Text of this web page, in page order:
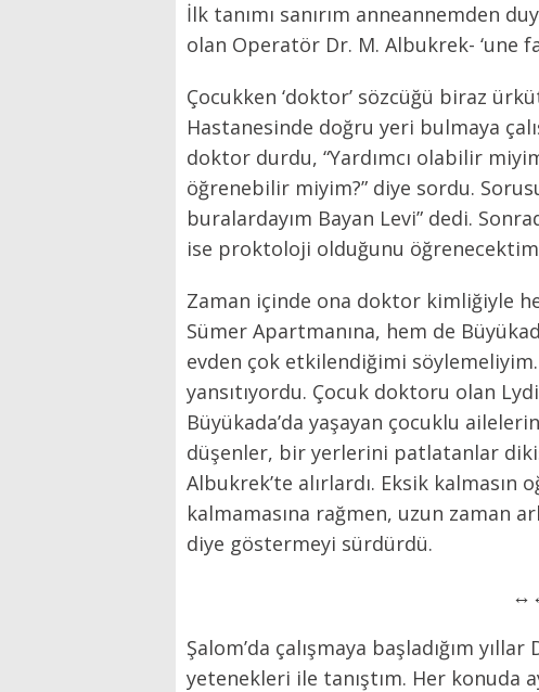
İlk tanımı sanırım anneannemden
olan Operatör Dr. M. Albukrek- ‘une
Çocukken ‘doktor’ sözcüğü biraz
Hastanesinde doğru yeri bulmaya
doktor durdu, “Yardımcı olabilir
öğrenebilir miyim?” diye sordu.
buralardayım Bayan Levi” dedi.
ise proktoloji olduğunu
Zaman içinde ona doktor kimliğiyle
Sümer Apartmanına, hem de
evden çok etkilendiğimi
yansıtıyordu. Çocuk doktoru olan
Büyükada’da yaşayan çocuklu
düşenler, bir yerlerini patlatanlar
Albukrek’te alırlardı. Eksik
kalmamasına rağmen, uzun zaman
diye göstermeyi sürdürdü.
Şalom’da çalışmaya başladığım
yetenekleri ile tanıştım. Her konuda